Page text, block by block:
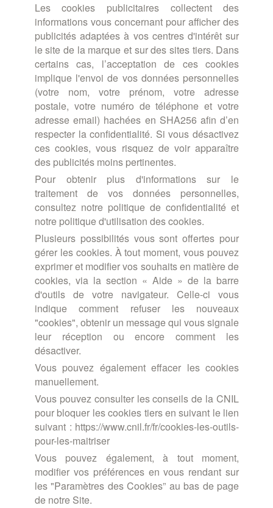
Les cookies publicitaires collectent des
informations vous concernant pour afficher des
publicités adaptées à vos centres d'intérêt sur
le site de la marque et sur des sites tiers. Dans
certains cas, l’acceptation de ces cookies
implique l'envoi de vos données personnelles
(votre nom, votre prénom, votre adresse
postale, votre numéro de téléphone et votre
adresse email) hachées en SHA256 afin d’en
respecter la confidentialité. Si vous désactivez
ces cookies, vous risquez de voir apparaître
des publicités moins pertinentes.
Pour obtenir plus d'informations sur le
traitement de vos données personnelles,
consultez notre politique de confidentialité et
notre politique d'utilisation des cookies.
Plusieurs possibilités vous sont offertes pour
gérer les cookies. À tout moment, vous pouvez
exprimer et modifier vos souhaits en matière de
cookies, via la section « Aide » de la barre
d'outils de votre navigateur. Celle-ci vous
indique comment refuser les nouveaux
"cookies", obtenir un message qui vous signale
leur réception ou encore comment les
désactiver.
Vous pouvez également effacer les cookies
manuellement.
Vous pouvez consulter les conseils de la CNIL
pour bloquer les cookies tiers en suivant le lien
suivant : https://www.cnil.fr/fr/cookies-les-outils-
pour-les-maitriser
Vous pouvez également, à tout moment,
modifier vos préférences en vous rendant sur
les "Paramètres des Cookies” au bas de page
de notre Site.